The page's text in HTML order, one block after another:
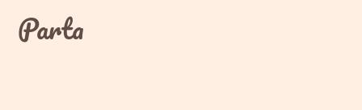
contentParta